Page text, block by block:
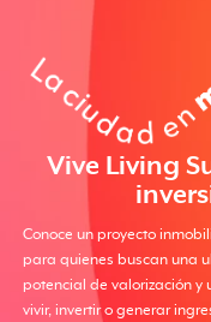
Vive Living
Conoce un proyecto
para quienes buscan una
potencial de valorización
vivir, invertir o generar